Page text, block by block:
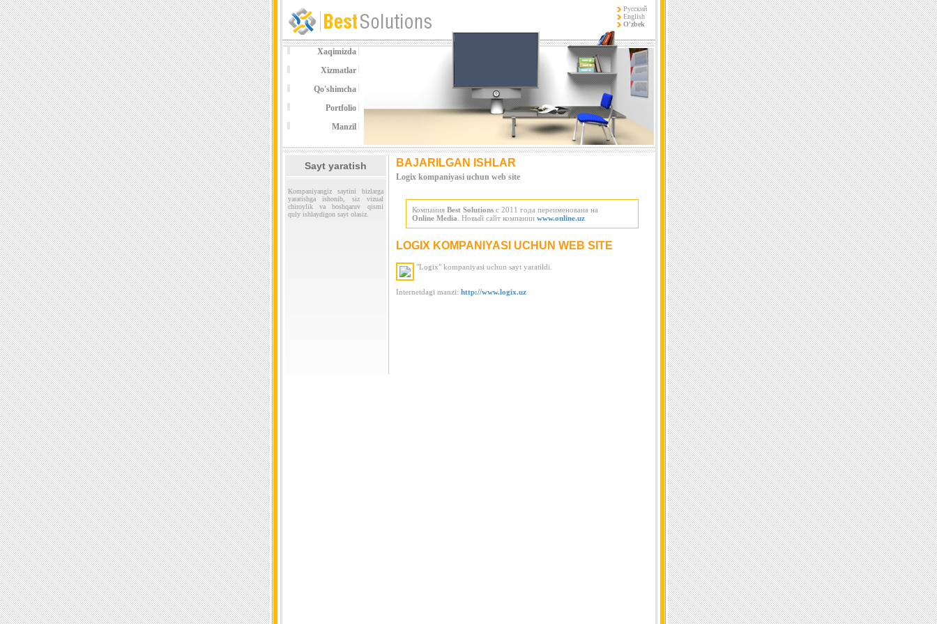
Xaqimizda
Xizmatlar
Qo'shimcha
Portfolio
Manzil
Русский
English
O'zbek
Sayt yaratish
Kompaniyangiz saytini bizlarga
yaratishga ishonib, siz vizual
chiroylik va boshqaruv qismi
quly ishlaydigon sayt olasiz.
BAJARILGAN ISHLAR
Logix kompaniyasi uchun web site
Компания Best Solutionsс 2011 года переименована на
Online Media . Новый сайт компании www.online.uz
LOGIX KOMPANIYASI UCHUN WEB SITE
"Logix" kompaniyasi uchun sayt yaratildi.
Internetdagi manzi: http://www.logix.uz